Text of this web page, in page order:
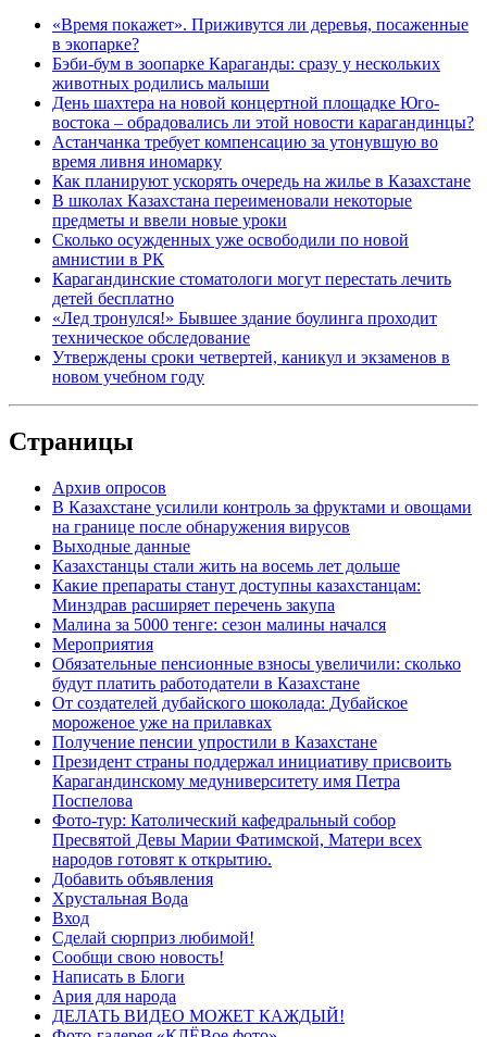
«Время покажет». Приживутся ли деревья, посаженные
в экопарке?
Бэби-бум в зоопарке Караганды: сразу у нескольких
животных родились малыши
День шахтера на новой концертной площадке Юго-
востока – обрадовались ли этой новости карагандинцы?
Астанчанка требует компенсацию за утонувшую во
время ливня иномарку
Как планируют ускорять очередь на жилье в Казахстане
В школах Казахстана переименовали некоторые
предметы и ввели новые уроки
Сколько осужденных уже освободили по новой
амнистии в РК
Карагандинские стоматологи могут перестать лечить
детей бесплатно
«Лед тронулся!» Бывшее здание боулинга проходит
техническое обследование
Утверждены сроки четвертей, каникул и экзаменов в
новом учебном году
Страницы
Архив опросов
В Казахстане усилили контроль за фруктами и овощами
на границе после обнаружения вирусов
Выходные данные
Казахстанцы стали жить на восемь лет дольше
Какие препараты станут доступны казахстанцам:
Минздрав расширяет перечень закупа
Малина за 5000 тенге: сезон малины начался
Мероприятия
Обязательные пенсионные взносы увеличили: сколько
будут платить работодатели в Казахстане
От создателей дубайского шоколада: Дубайское
мороженое уже на прилавках
Получение пенсии упростили в Казахстане
Президент страны поддержал инициативу присвоить
Карагандинскому медуниверситету имя Петра
Поспелова
Фото-тур: Католический кафедральный собор
Пресвятой Девы Марии Фатимской, Матери всех
народов готовят к открытию.
Добавить объявления
Хрустальная Вода
Вход
Сделай сюрприз любимой!
Сообщи свою новость!
Написать в Блоги
Ария для народа
ДЕЛАТЬ ВИДЕО МОЖЕТ КАЖДЫЙ!